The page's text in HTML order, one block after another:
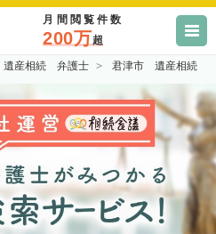
月間閲覧件数
200万超
産相続 弁護士 君津市 遺産相続